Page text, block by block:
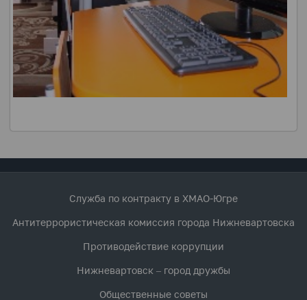
Служба по контракту в ХМАО-Югре
Антитеррористическая комиссия города Нижневартовска
Противодействие коррупции
Нижневартовск – город дружбы
Общественные советы